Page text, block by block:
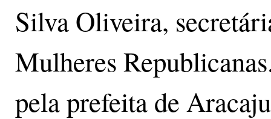
Silva Oliveira,
Mulheres
pela prefeita de